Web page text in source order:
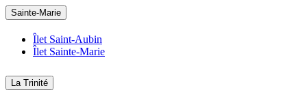
Sainte-Marie
Îlet Saint-Aubin
Îlet Sainte-Marie
La Trinité